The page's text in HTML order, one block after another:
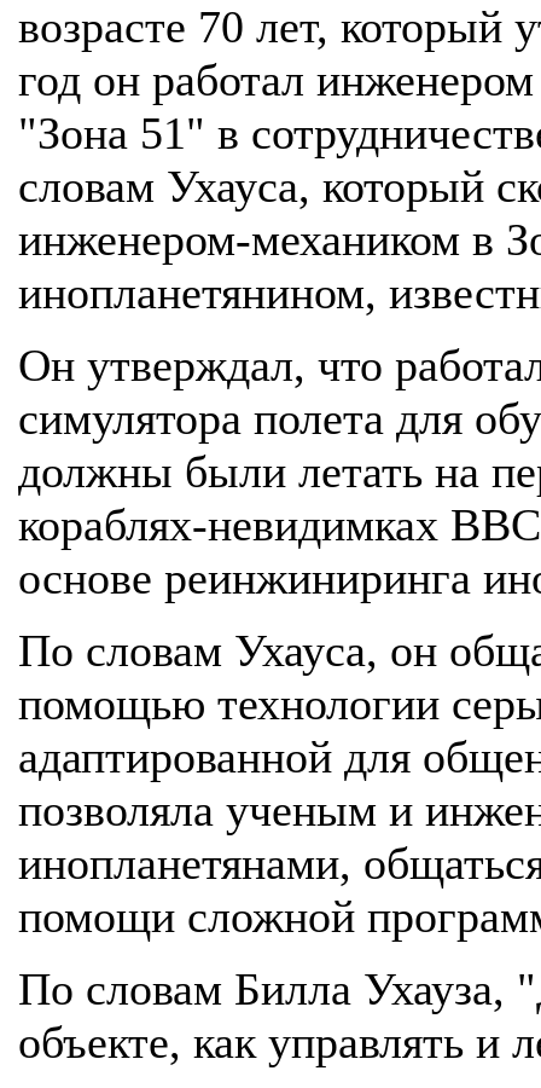
возрасте 70 лет, который
год он работал
"Зона 51" в
словам Ухауса, который
инженером-механиком в
инопланетянином,
Он утверждал, что
симулятора полета для
должны были летать на
кораблях-невидимках
основе реинжиниринга
По словам Ухауса, он
помощью технологии
адаптированной для
позволяла ученым и
инопланетянами,
помощи сложной
По словам Билла Ухауза,
объекте, как управлять